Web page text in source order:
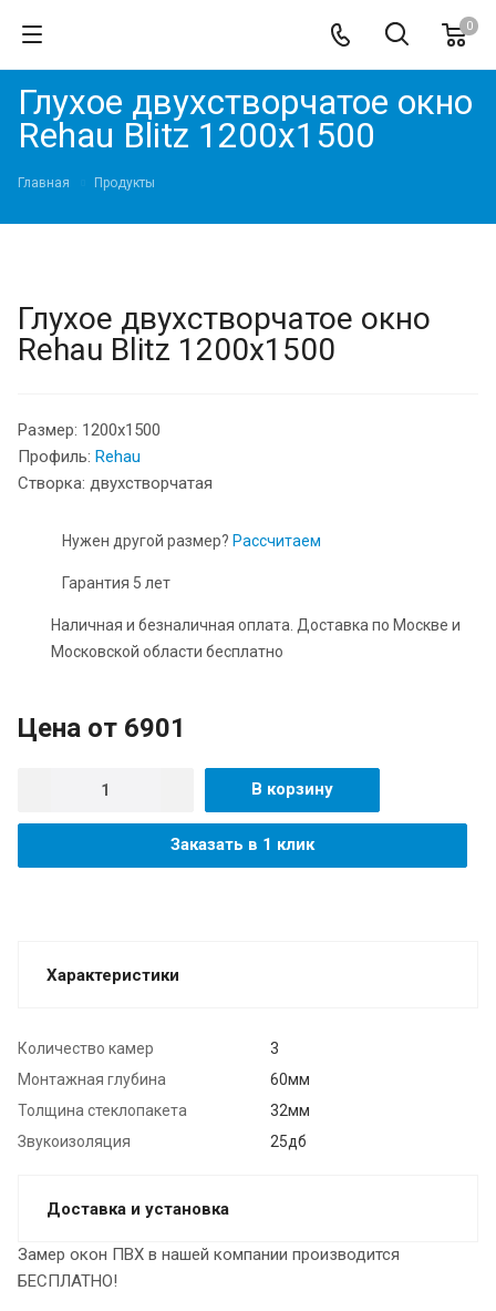
0
Глухое двухстворчатое окно
Rehau Blitz 1200x1500
Главная Продукты
Глухое двухстворчатое окно
Rehau Blitz 1200x1500
Размер: 1200х1500
Профиль: Rehau
Створка: двухстворчатая
Нужен другой размер? Рассчитаем
Гарантия 5 лет
Наличная и безналичная оплата. Доставка по Москве и
Московской области бесплатно
Цена от 6901
В корзину
Заказать в 1 клик
Характеристики
Количество камер
3
Монтажная глубина
60мм
Толщина стеклопакета
32мм
Звукоизоляция
25дб
Доставка и установка
Замер окон ПВХ в нашей компании производится
БЕСПЛАТНО!